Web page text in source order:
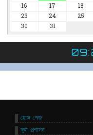
16
17 18
23
24 25
30
31
হোম পেজ
স্কুল প্রশাসন